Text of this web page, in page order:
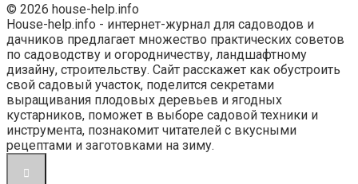
© 2026 house-help.info
House-help.info - интернет-журнал для садоводов и
дачников предлагает множество практических советов
по садоводству и огородничеству, ландшафтному
дизайну, строительству. Сайт расскажет как обустроить
свой садовый участок, поделится секретами
выращивания плодовых деревьев и ягодных
кустарников, поможет в выборе садовой техники и
инструмента, познакомит читателей с вкусными
рецептами и заготовками на зиму.